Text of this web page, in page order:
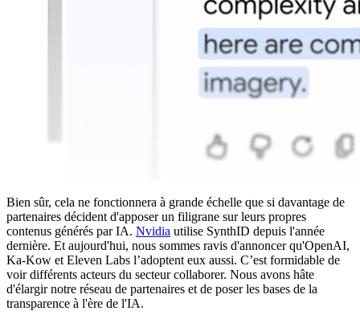
Bien sûr, cela ne fonctionnera à grande échelle que si davantage de
partenaires décident d'apposer un filigrane sur leurs propres
contenus générés par IA. Nvidia utilise SynthID depuis l'année
dernière. Et aujourd'hui, nous sommes ravis d'annoncer qu'OpenAI,
Ka-Kow et Eleven Labs l’adoptent eux aussi. C’est formidable de
voir différents acteurs du secteur collaborer. Nous avons hâte
d'élargir notre réseau de partenaires et de poser les bases de la
transparence à l'ère de l'IA.